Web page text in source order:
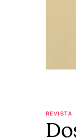
REVISTA